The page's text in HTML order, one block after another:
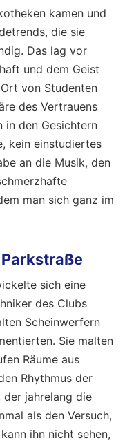
kamen und
die sie
Das lag vor
und dem Geist
von Studenten
des Vertrauens
in den Gesichtern
kein einstudiertes
an die Musik, den
man sich ganz im
sich eine
des Clubs
Scheinwerfern
Sie malten
Räume aus
Rhythmus der
der jahrelang die
als den Versuch,
ihn nicht sehen,